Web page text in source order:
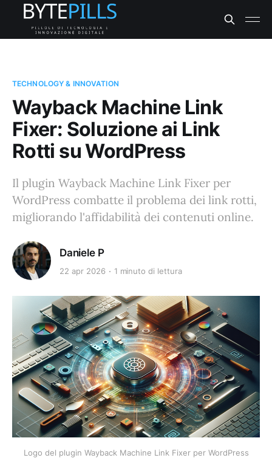
TECHNOLOGY & INNOVATION
Wayback Machine Link
Fixer: Soluzione ai Link
Rotti su WordPress
Il plugin Wayback Machine Link Fixer per
WordPress combatte il problema dei link rotti,
migliorando l'affidabilità dei contenuti online.
Daniele P
22 apr 2026 1 minuto di lettura
Logo del plugin Wayback Machine Link Fixer per WordPress